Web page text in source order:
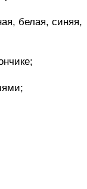
белая, синяя,